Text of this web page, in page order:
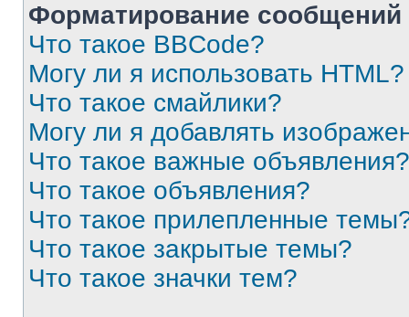
Форматирование
Что такое BBCode?
Могу ли я использовать HTML?
Что такое смайлики?
Могу ли я добавлять
Что такое важные объявления?
Что такое объявления?
Что такое прилепленные
Что такое закрытые темы?
Что такое значки тем?